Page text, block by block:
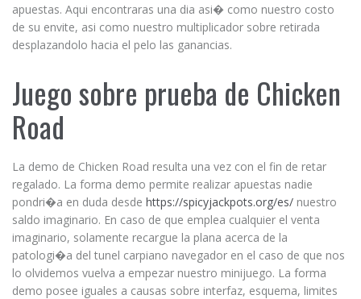
apuestas. Aqui encontraras una dia asi� como nuestro costo
de su envite, asi como nuestro multiplicador sobre retirada
desplazandolo hacia el pelo las ganancias.
Juego sobre prueba de Chicken
Road
La demo de Chicken Road resulta una vez con el fin de retar
regalado. La forma demo permite realizar apuestas nadie
pondri�a en duda desde https://spicyjackpots.org/es/ nuestro
saldo imaginario. En caso de que emplea cualquier el venta
imaginario, solamente recargue la plana acerca de la
patologi�a del tunel carpiano navegador en el caso de que nos
lo olvidemos vuelva a empezar nuestro minijuego. La forma
demo posee iguales a causas sobre interfaz, esquema, limites